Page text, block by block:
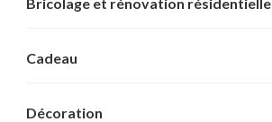
Cadeau
Décoration